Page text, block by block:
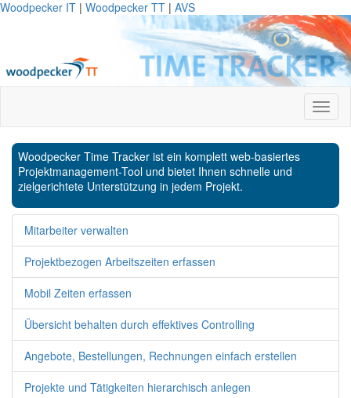
Woodpecker IT | Woodpecker TT | AVS
Woodpecker Time Tracker ist ein komplett web-basiertes
Projektmanagement-Tool und bietet Ihnen schnelle und
zielgerichtete Unterstützung in jedem Projekt.
Mitarbeiter verwalten
Projektbezogen Arbeitszeiten erfassen
Mobil Zeiten erfassen
Übersicht behalten durch effektives Controlling
Angebote, Bestellungen, Rechnungen einfach erstellen
Projekte und Tätigkeiten hierarchisch anlegen